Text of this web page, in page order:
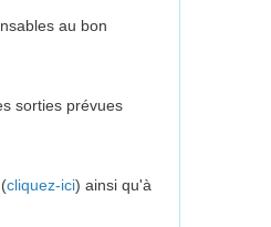
au bon
sorties prévues
cliquez-ici) ainsi qu'à